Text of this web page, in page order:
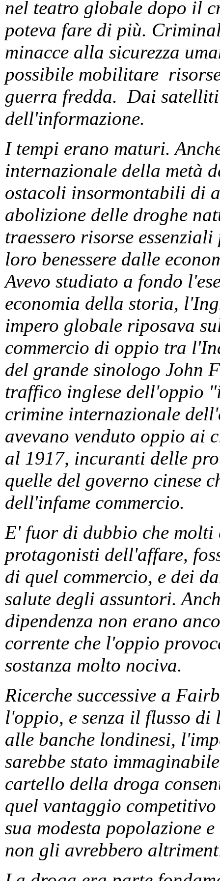
nel teatro globale dopo il
poteva fare di più.
minacce alla sicurezza
possibile mobilitare
guerra fredda. Dai
dell'informazione.
I tempi erano maturi.
internazionale della metà
ostacoli insormontabili di
abolizione delle droghe
traessero risorse
loro benessere dalle
Avevo studiato a fondo
economia della storia,
impero globale riposava
commercio di oppio tra
del grande sinologo John
traffico inglese dell'oppio
crimine internazionale
avevano venduto oppio ai
al 1917, incuranti delle
quelle del governo cinese
dell'infame commercio.
E' fuor di dubbio che
protagonisti dell'affare,
di quel commercio, e dei
salute degli assuntori.
dipendenza non erano
corrente che l'oppio
sostanza molto nociva.
Ricerche successive a
l'oppio, e senza il flusso
alle banche londinesi,
sarebbe stato
cartello della droga
quel vantaggio
sua modesta popolazione
non gli avrebbero